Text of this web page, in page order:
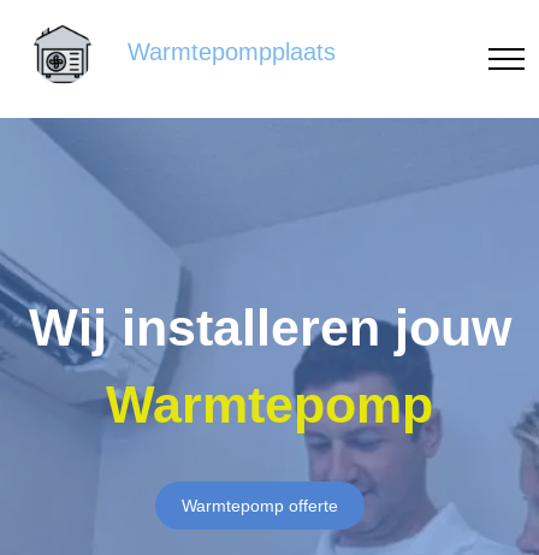
Warmtepompplaats
Wij installeren jouw
Warmtepomp
Warmtepomp offerte